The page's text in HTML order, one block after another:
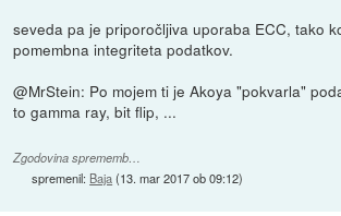
seveda pa je priporočljiva uporaba ECC, tako
pomembna integriteta podatkov.
@MrStein: Po mojem ti je Akoya "pokvarla"
to gamma ray, bit flip, ...
Zgodovina sprememb…
spremenil: Baja(13. mar 2017 ob 09:12)